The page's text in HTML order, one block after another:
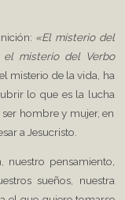
«El misterio del
el misterio del Verbo
misterio de la vida, ha
lo que es la lucha
hombre y mujer, en
a Jesucristo.
nuestro pensamiento,
sueños, nuestra